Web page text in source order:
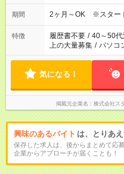
期間 2ヶ月～OK ※スター
特徴 履歴書不要 / 40～50代
上の大量募集 / パソコ
気になる！
掲載元企業名 株式会社ス
興味のあるバイト は、とりあ
保存した求人は、後からまとめて応
企業からアプローチが届くことも！